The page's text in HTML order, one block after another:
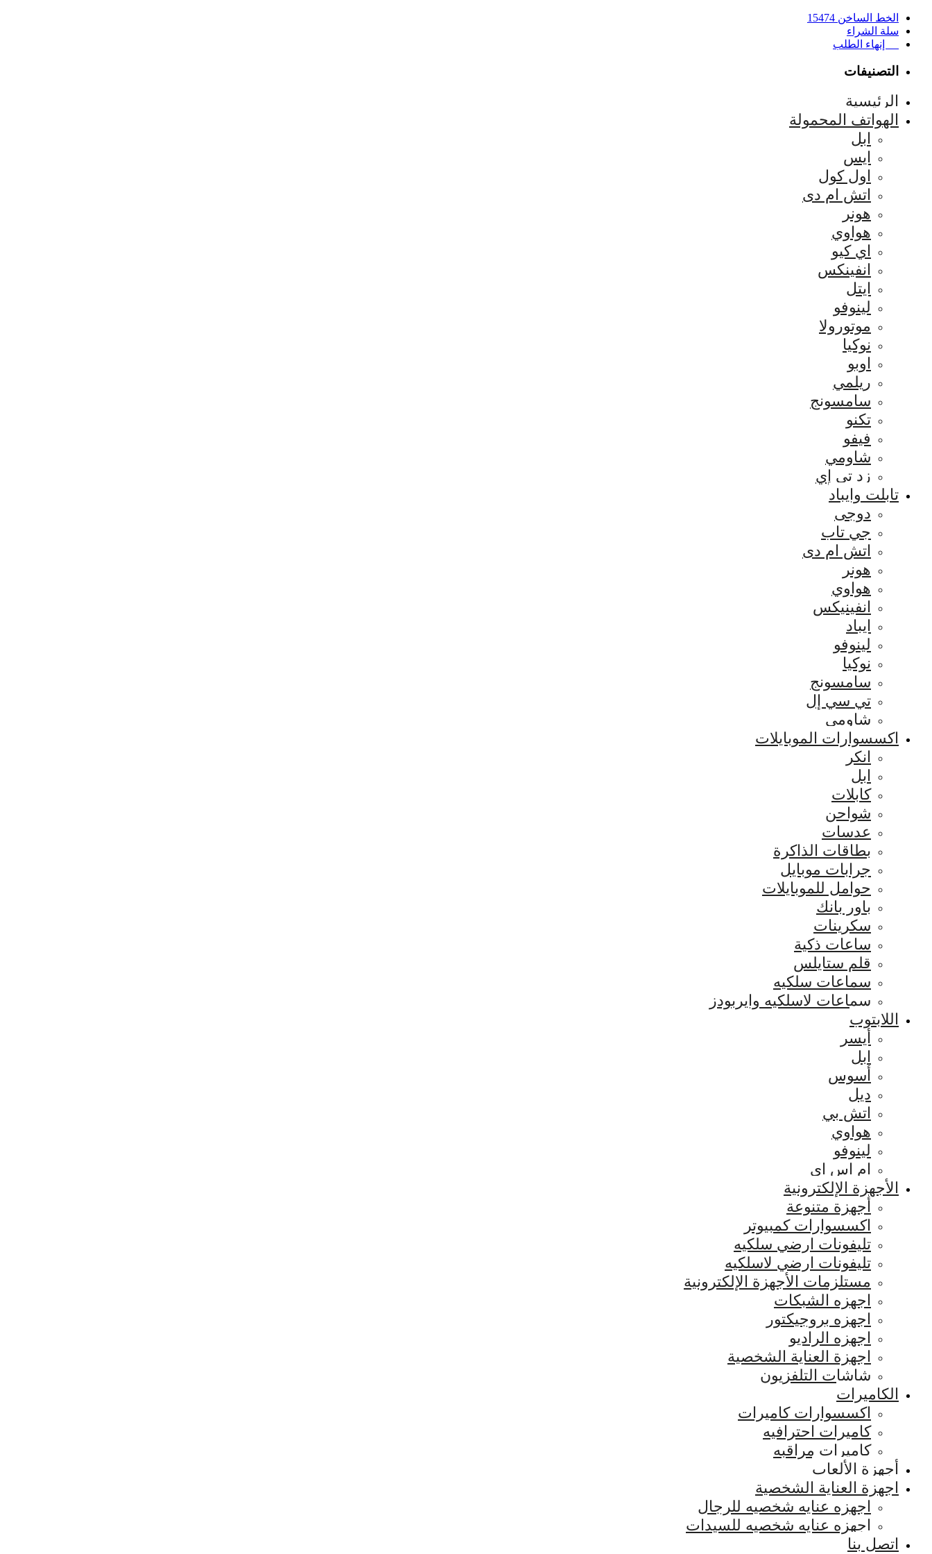
الخط الساخن 15474
سلة الشراء
إنهاء الطلب
التصنيفات
الرئيسية
الهواتف المحمولة
ابل
ايس
اول كول
اتش ام دى
هونر
هواوي
اي كيو
انفينكس
ايتل
لينوفو
موتورولا
نوكيا
اوبو
ريلمي
سامسونج
تكنو
فيفو
شاومي
زد تي إي
تابلت وايباد
دوجى
جي تاب
اتش ام دى
هونر
هواوي
انفينيكس
ايباد
لينوفو
نوكيا
سامسونج
تي سي إل
شاومي
اكسسوارات الموبايلات
انكر
ابل
كابلات
شواحن
عدسات
بطاقات الذاكرة
جرابات موبايل
حوامل للموبايلات
باور بانك
سكرينات
ساعات ذكية
قلم ستايلس
سماعات سلكيه
سماعات لاسلكيه وايربودز
اللابتوب
أيسر
ابل
أسوس
ديل
اتش بي
هواوي
لينوفو
ام اس اي
الأجهزة الإلكترونية
أجهزة متنوعة
اكسسوارات كمبيوتر
تليفونات ارضي سلكيه
تليفونات ارضي لاسلكيه
مستلزمات الأجهزة الإلكترونية
اجهزه الشبكات
اجهزه بروجيكتور
اجهزه الراديو
اجهزة العناية الشخصية
شاشات التلفزيون
الكاميرات
اكسسوارات كاميرات
كاميرات احترافيه
كاميرات مراقبه
أجهزة الألعاب
اجهزة العناية الشخصية
اجهزه عنايه شخصيه للرجال
اجهزه عنايه شخصيه للسيدات
اتصل بنا